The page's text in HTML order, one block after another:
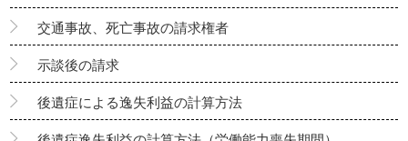
交通事故、死亡事故の請求権者
示談後の請求
後遺症による逸失利益の計算方法